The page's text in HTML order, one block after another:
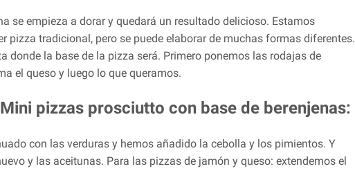
se empieza a dorar y quedará un resultado delicioso. Estamos
pizza tradicional, pero se puede elaborar de muchas formas diferentes.
donde la base de la pizza será. Primero ponemos las rodajas de
el queso y luego lo que queramos.
pizzas prosciutto con base de berenjenas:
con las verduras y hemos añadido la cebolla y los pimientos. Y
y las aceitunas. Para las pizzas de jamón y queso: extendemos el